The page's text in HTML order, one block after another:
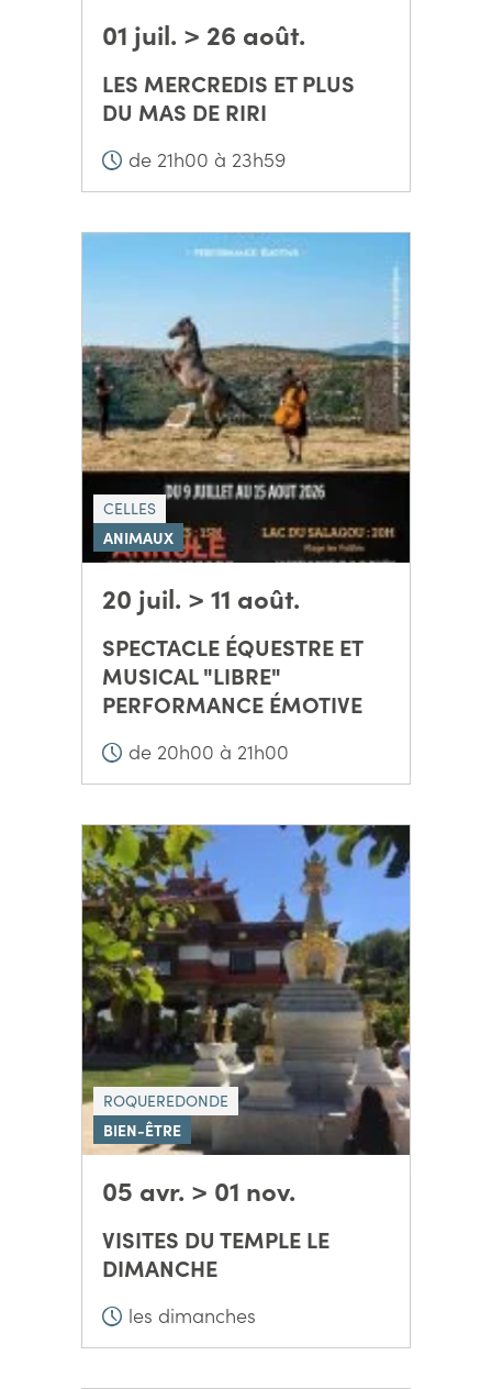
01 juil. > 26 août.
LES MERCREDIS ET PLUS
DU MAS DE RIRI
de 21h00 à 23h59
CELLES
ANIMAUX
20 juil. > 11 août.
SPECTACLE ÉQUESTRE ET
MUSICAL "LIBRE"
PERFORMANCE ÉMOTIVE
de 20h00 à 21h00
ROQUEREDONDE
BIEN-ÊTRE
05 avr. > 01 nov.
VISITES DU TEMPLE LE
DIMANCHE
les dimanches